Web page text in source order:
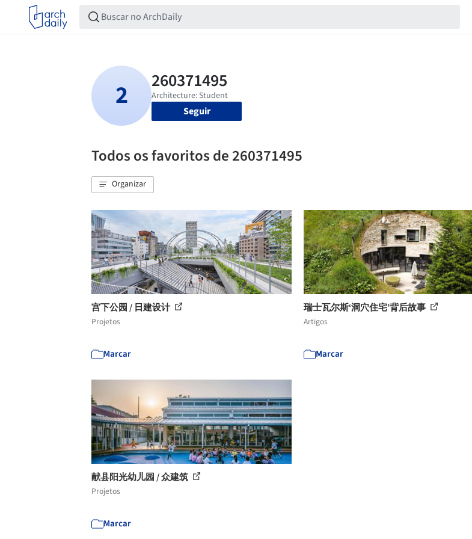
Seguir
Todos os favoritos de 260371495
Organizar
宫下公园 / 日建设计
Projetos
Marcar
瑞士瓦尔斯‘洞穴住宅’背后故事
Artigos
Marcar
献县阳光幼儿园 / 众建筑
Projetos
Marcar